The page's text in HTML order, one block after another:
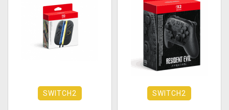
SWITCH2 SWITCH2